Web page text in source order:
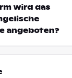
wird das
angeboten?